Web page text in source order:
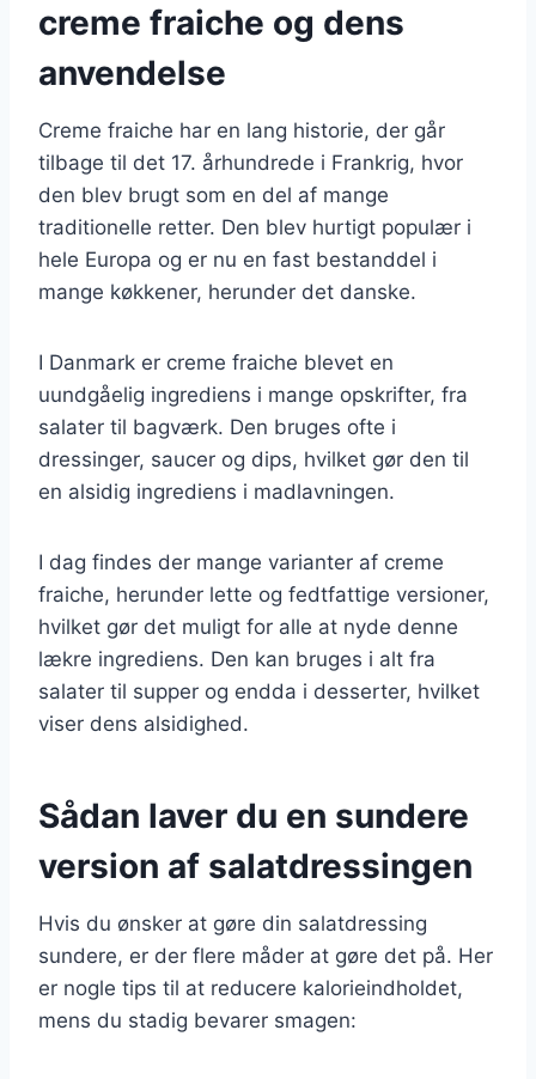
creme fraiche og dens
anvendelse
Creme fraiche har en lang historie, der går
tilbage til det 17. århundrede i Frankrig, hvor
den blev brugt som en del af mange
traditionelle retter. Den blev hurtigt populær i
hele Europa og er nu en fast bestanddel i
mange køkkener, herunder det danske.
I Danmark er creme fraiche blevet en
uundgåelig ingrediens i mange opskrifter, fra
salater til bagværk. Den bruges ofte i
dressinger, saucer og dips, hvilket gør den til
en alsidig ingrediens i madlavningen.
I dag findes der mange varianter af creme
fraiche, herunder lette og fedtfattige versioner,
hvilket gør det muligt for alle at nyde denne
lækre ingrediens. Den kan bruges i alt fra
salater til supper og endda i desserter, hvilket
viser dens alsidighed.
Sådan laver du en sundere
version af salatdressingen
Hvis du ønsker at gøre din salatdressing
sundere, er der flere måder at gøre det på. Her
er nogle tips til at reducere kalorieindholdet,
mens du stadig bevarer smagen: